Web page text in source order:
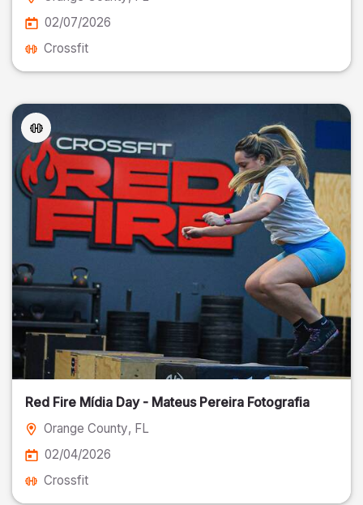
02/07/2026
Crossfit
Red Fire Mídia Day - Mateus Pereira Fotografia
Orange County, FL
02/04/2026
Crossfit